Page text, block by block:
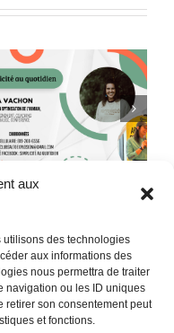
aux
utilisons des technologies
aux informations des
nous permettra de traiter
navigation ou les ID uniques
retirer son consentement peut
et fonctions.
Quelques citations de
Neale Donald Walsch